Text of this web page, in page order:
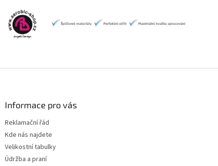
Informace pro vás
Reklamační řád
Kde nás najdete
Velikostní tabulky
Údržba a praní